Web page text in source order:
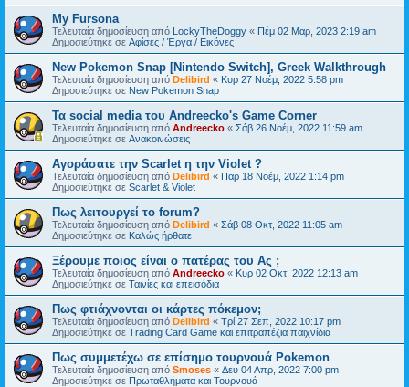
My Fursona
Τελευταία δημοσίευση από LockyTheDoggy « Πέμ 02 Μαρ, 2023 2:19 am
Δημοσιεύτηκε σε Αφίσες / Έργα / Εικόνες
New Pokemon Snap [Nintendo Switch], Greek Walkthrough
Τελευταία δημοσίευση από Delibird « Κυρ 27 Νοέμ, 2022 5:58 pm
Δημοσιεύτηκε σε New Pokemon Snap
Τα social media του Andreecko's Game Corner
Τελευταία δημοσίευση από Andreecko « Σάβ 26 Νοέμ, 2022 11:59 am
Δημοσιεύτηκε σε Ανακοινώσεις
Αγοράσατε την Scarlet η την Violet ?
Τελευταία δημοσίευση από Delibird « Παρ 18 Νοέμ, 2022 1:14 pm
Δημοσιεύτηκε σε Scarlet & Violet
Πως λειτουργεί το forum?
Τελευταία δημοσίευση από Delibird « Σάβ 08 Οκτ, 2022 11:05 am
Δημοσιεύτηκε σε Kαλώς ήρθατε
Ξέρουμε ποιος είναι ο πατέρας του Ας ;
Τελευταία δημοσίευση από Andreecko « Κυρ 02 Οκτ, 2022 12:13 am
Δημοσιεύτηκε σε Ταινίες και επεισόδια
Πως φτιάχνονται οι κάρτες πόκεμον;
Τελευταία δημοσίευση από Delibird « Τρί 27 Σεπ, 2022 10:17 pm
Δημοσιεύτηκε σε Trading Card Game και επιτραπέζια παιχνίδια
Πως συμμετέχω σε επίσημο τουρνουά Pokemon
Τελευταία δημοσίευση από Smoses « Δευ 04 Απρ, 2022 7:00 pm
Δημοσιεύτηκε σε Πρωταθλήματα και Τουρνουά